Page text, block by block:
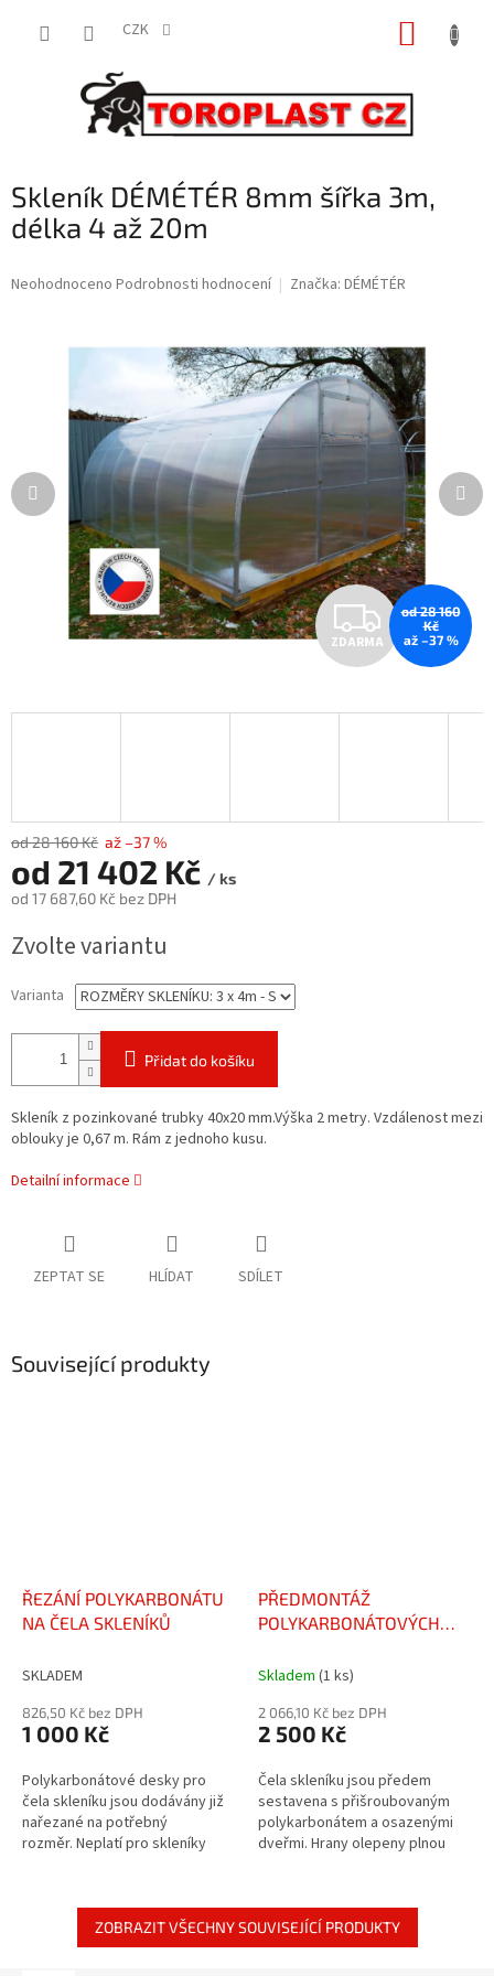
CZK
Skleník DÉMÉTÉR 8mm šířka 3m,
délka 4 až 20m
Průměrné
Neohodnoceno Podrobnosti hodnocení Značka: DÉMÉTÉR
Z
D
A
ZDARMA
od 28 160
Kč
až –37 %
od 28 160 Kč až –37 %
od 21 402 Kč / ks
od 17 687,60 Kč bez DPH
cena:
Zvolte variantu
Varianta
Přidat do košíku
Skleník z pozinkované trubky 40x20 mm.Výška 2 metry. Vzdálenost mezi
oblouky je 0,67 m. Rám z jednoho kusu.
Detailní informace
ZEPTAT SE HLÍDAT SDÍLET
Související produkty
ŘEZÁNÍ POLYKARBONÁTU
NA ČELA SKLENÍKŮ
SKLADEM
826,50 Kč bez DPH
1 000 Kč
Polykarbonátové desky pro
čela skleníku jsou dodávány již
nařezané na potřebný
rozměr. Neplatí pro skleníky
PŘEDMONTÁŽ
POLYKARBONÁTOVÝCH
Skladem (1 ks)
2 066,10 Kč bez DPH
2 500 Kč
Čela skleníku jsou předem
sestavena s přišroubovaným
polykarbonátem a osazenými
dveřmi. Hrany olepeny plnou
4...
ZOBRAZIT VŠECHNY SOUVISEJÍCÍ PRODUKTY